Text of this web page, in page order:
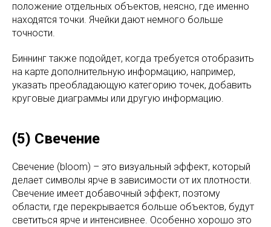
положение отдельных объектов, неясно, где именно
находятся точки. Ячейки дают немного больше
точности.
Биннинг также подойдет, когда требуется отобразить
на карте дополнительную информацию, например,
указать преобладающую категорию точек, добавить
круговые диаграммы или другую информацию.
(5) Свечение
Свечение (bloom) – это визуальный эффект, который
делает символы ярче в зависимости от их плотности.
Свечение имеет добавочный эффект, поэтому
области, где перекрывается больше объектов, будут
светиться ярче и интенсивнее. Особенно хорошо это